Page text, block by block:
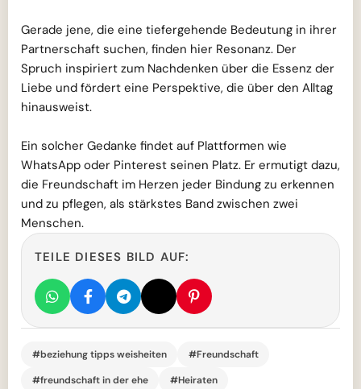
Gerade jene, die eine tiefergehende Bedeutung in ihrer
Partnerschaft suchen, finden hier Resonanz. Der
Spruch inspiriert zum Nachdenken über die Essenz der
Liebe und fördert eine Perspektive, die über den Alltag
hinausweist.
Ein solcher Gedanke findet auf Plattformen wie
WhatsApp oder Pinterest seinen Platz. Er ermutigt dazu,
die Freundschaft im Herzen jeder Bindung zu erkennen
und zu pflegen, als stärkstes Band zwischen zwei
Menschen.
TEILE DIESES BILD AUF:
#beziehung tipps weisheiten
#Freundschaft
#freundschaft in der ehe
#Heiraten